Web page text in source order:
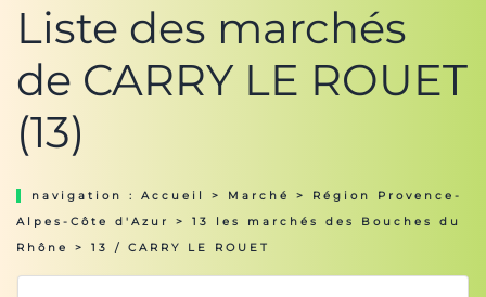
Liste des marchés
de CARRY LE ROUET
(13)
navigation : Accueil > Marché > Région Provence-
Alpes-Côte d'Azur
> 13 les marchés des Bouches du
Rhône
> 13 / CARRY LE ROUET